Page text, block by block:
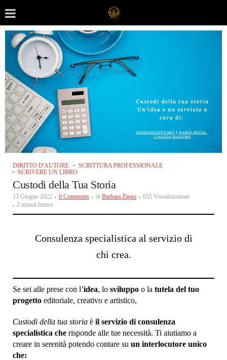
DIRITTO D'AUTORE
SCRITTURA PROFESSIONALE
SCRIVERE UN LIBRO
Custodi della Tua Storia
13 Giugno 2022 0 Comments di Barbara Zippo
635 Visualizzazioni
2 minuti lettura
Consulenza specialistica al servizio di
chi crea.
Se sei alle prese con l’idea, lo sviluppo o la tutela del tuo
progetto editoriale, creativo e artistico,
Custodi della tua storia è il servizio di consulenza
specialistica che risponde alle tue necessità. Ti aiutiamo a
creare in serenità potendo contare su un interlocutore unico
che: